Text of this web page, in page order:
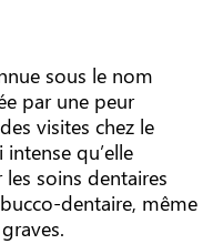
sous le nom
par une peur
visites chez le
qu’elle
soins dentaires
dentaire, même